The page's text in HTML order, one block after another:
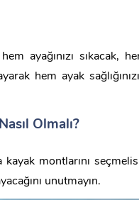
ayağınızı sıkacak,
hem ayak
Olmalı?
montlarını
unutmayın.